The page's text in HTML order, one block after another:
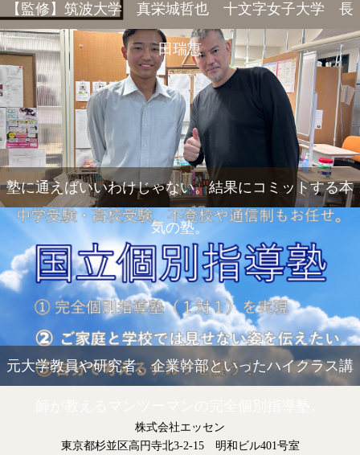
【監修】筑波大学 真栄城哲也 十文字女子大学 長
田瑞恵
塾に通えばいいわけじゃない。結果にコミットする本
気の塾。
元大学教員や研究者、企業幹部といったハイクラス講
株式会社エッセン
東京都杉並区高円寺北3-2-15 明和ビル401号室